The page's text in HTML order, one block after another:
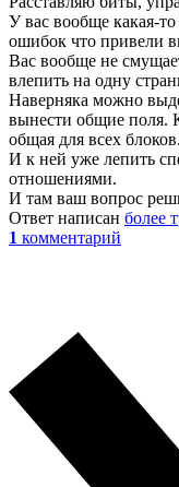
У вас вообще какая-
ошибок что привели
Вас вообще не
влепить на одну
Наверняка можно
вынести общие поля.
общая для всех
И к ней уже лепить
отношениями.
И там ваш вопрос
Ответ написан более
1 комментарий